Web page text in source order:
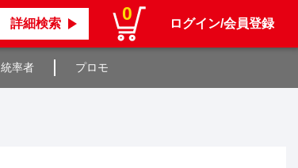
詳細検索 0 ログイン/会員登録
統率者 プロモ